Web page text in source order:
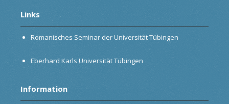
Links
Romanisches Seminar der Universität Tübingen
Eberhard Karls Universität Tübingen
Information